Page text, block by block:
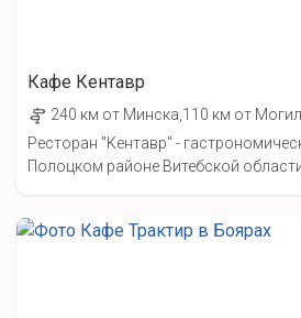
Кафе Кентавр
240 км от Минска,110 км от
Ресторан "Кентавр" -
Полоцком районе Витебской